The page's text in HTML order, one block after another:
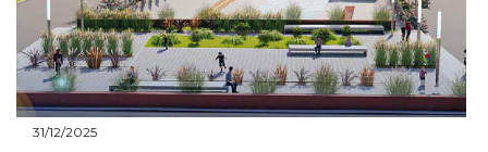
31/12/2025